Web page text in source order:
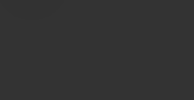
Engagement und